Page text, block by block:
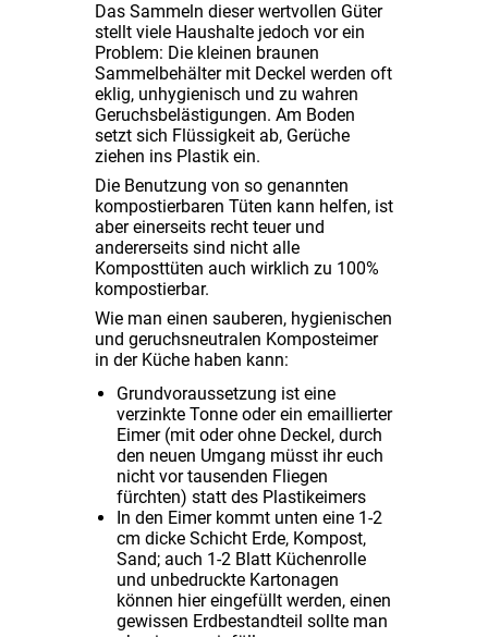
Das Sammeln dieser wertvollen Güter
stellt viele Haushalte jedoch vor ein
Problem: Die kleinen braunen
Sammelbehälter mit Deckel werden oft
eklig, unhygienisch und zu wahren
Geruchsbelästigungen. Am Boden
setzt sich Flüssigkeit ab, Gerüche
ziehen ins Plastik ein.
Die Benutzung von so genannten
kompostierbaren Tüten kann helfen, ist
aber einerseits recht teuer und
andererseits sind nicht alle
Komposttüten auch wirklich zu 100%
kompostierbar.
Wie man einen sauberen, hygienischen
und geruchsneutralen Komposteimer
in der Küche haben kann:
Grundvoraussetzung ist eine
verzinkte Tonne oder ein emaillierter
Eimer (mit oder ohne Deckel, durch
den neuen Umgang müsst ihr euch
nicht vor tausenden Fliegen
fürchten) statt des Plastikeimers
In den Eimer kommt unten eine 1-2
cm dicke Schicht Erde, Kompost,
Sand; auch 1-2 Blatt Küchenrolle
und unbedruckte Kartonagen
können hier eingefüllt werden, einen
gewissen Erdbestandteil sollte man